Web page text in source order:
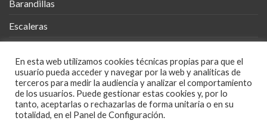
Barandillas
Escaleras
Cobertizos
Mueble Metálico
Diseños en Metal
En esta web utilizamos cookies técnicas propias para que el
usuario pueda acceder y navegar por la web y analíticas de
terceros para medir la audiencia y analizar el comportamiento
de los usuarios. Puede gestionar estas cookies y, por lo
tanto, aceptarlas o rechazarlas de forma unitaria o en su
totalidad, en el Panel de Configuración.